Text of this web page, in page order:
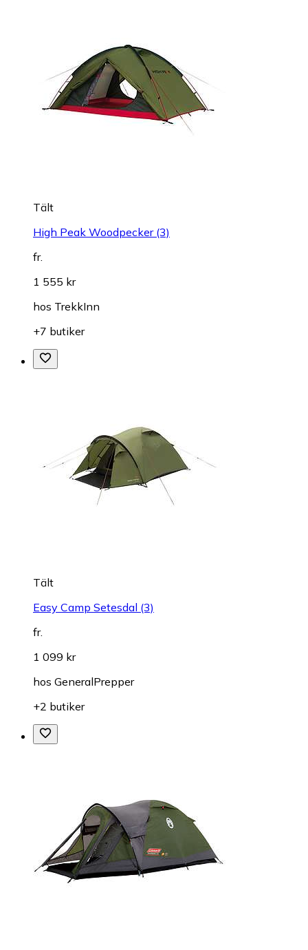
Tält
High Peak Woodpecker (3)
fr.
1 555 kr
hos TrekkInn
+7 butiker
Tält
Easy Camp Setesdal (3)
fr.
1 099 kr
hos GeneralPrepper
+2 butiker